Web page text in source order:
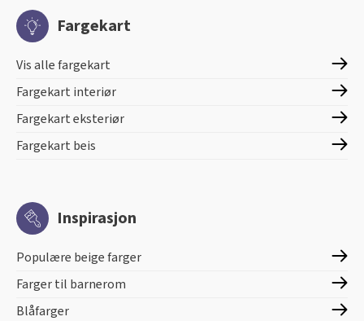
Fargekart
Vis alle fargekart
Fargekart interiør
Fargekart eksteriør
Fargekart beis
Inspirasjon
Populære beige farger
Farger til barnerom
Blåfarger